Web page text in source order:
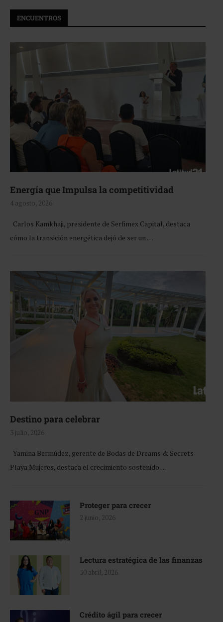
ENCUENTROS
Energía que Impulsa la competitividad
4 agosto, 2026
Carlos Kamkhaji, presidente de Serfimex Capital, destaca
cómo la transición energética dejó de ser un …
Destino para celebrar
3 julio, 2026
Yamina Bermúdez, gerente de Bodas de Dreams & Secrets
Playa Mujeres, destaca el crecimiento sostenido …
Proteger para crecer
2 junio, 2026
Lectura estratégica de las finanzas
30 abril, 2026
Crédito ágil para crecer